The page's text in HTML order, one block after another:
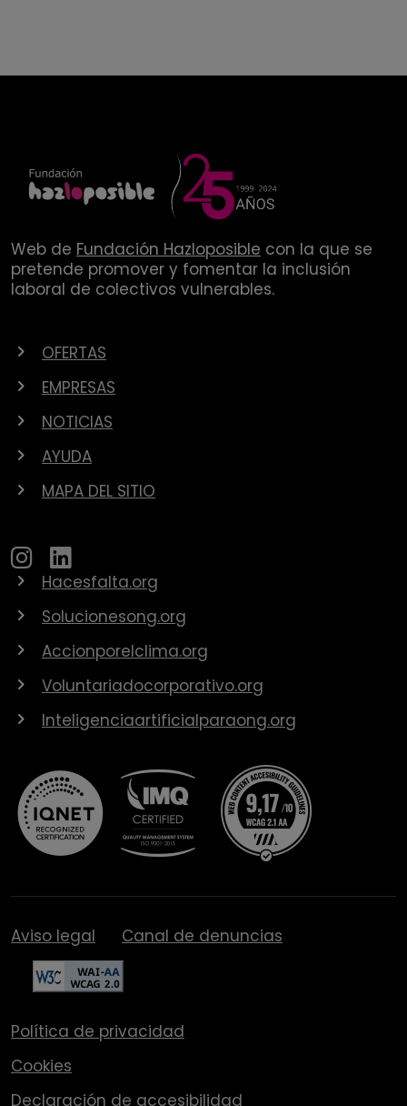
Web de Fundación Hazloposible con la que se
pretende promover y fomentar la inclusión
laboral de colectivos vulnerables.
OFERTAS
EMPRESAS
NOTICIAS
AYUDA
MAPA DEL SITIO
Hacesfalta.org
Solucionesong.org
Accionporelclima.org
Voluntariadocorporativo.org
Inteligenciaartificialparaong.org
Aviso legal Canal de denuncias
Política de privacidad
Cookies
Declaración de accesibilidad